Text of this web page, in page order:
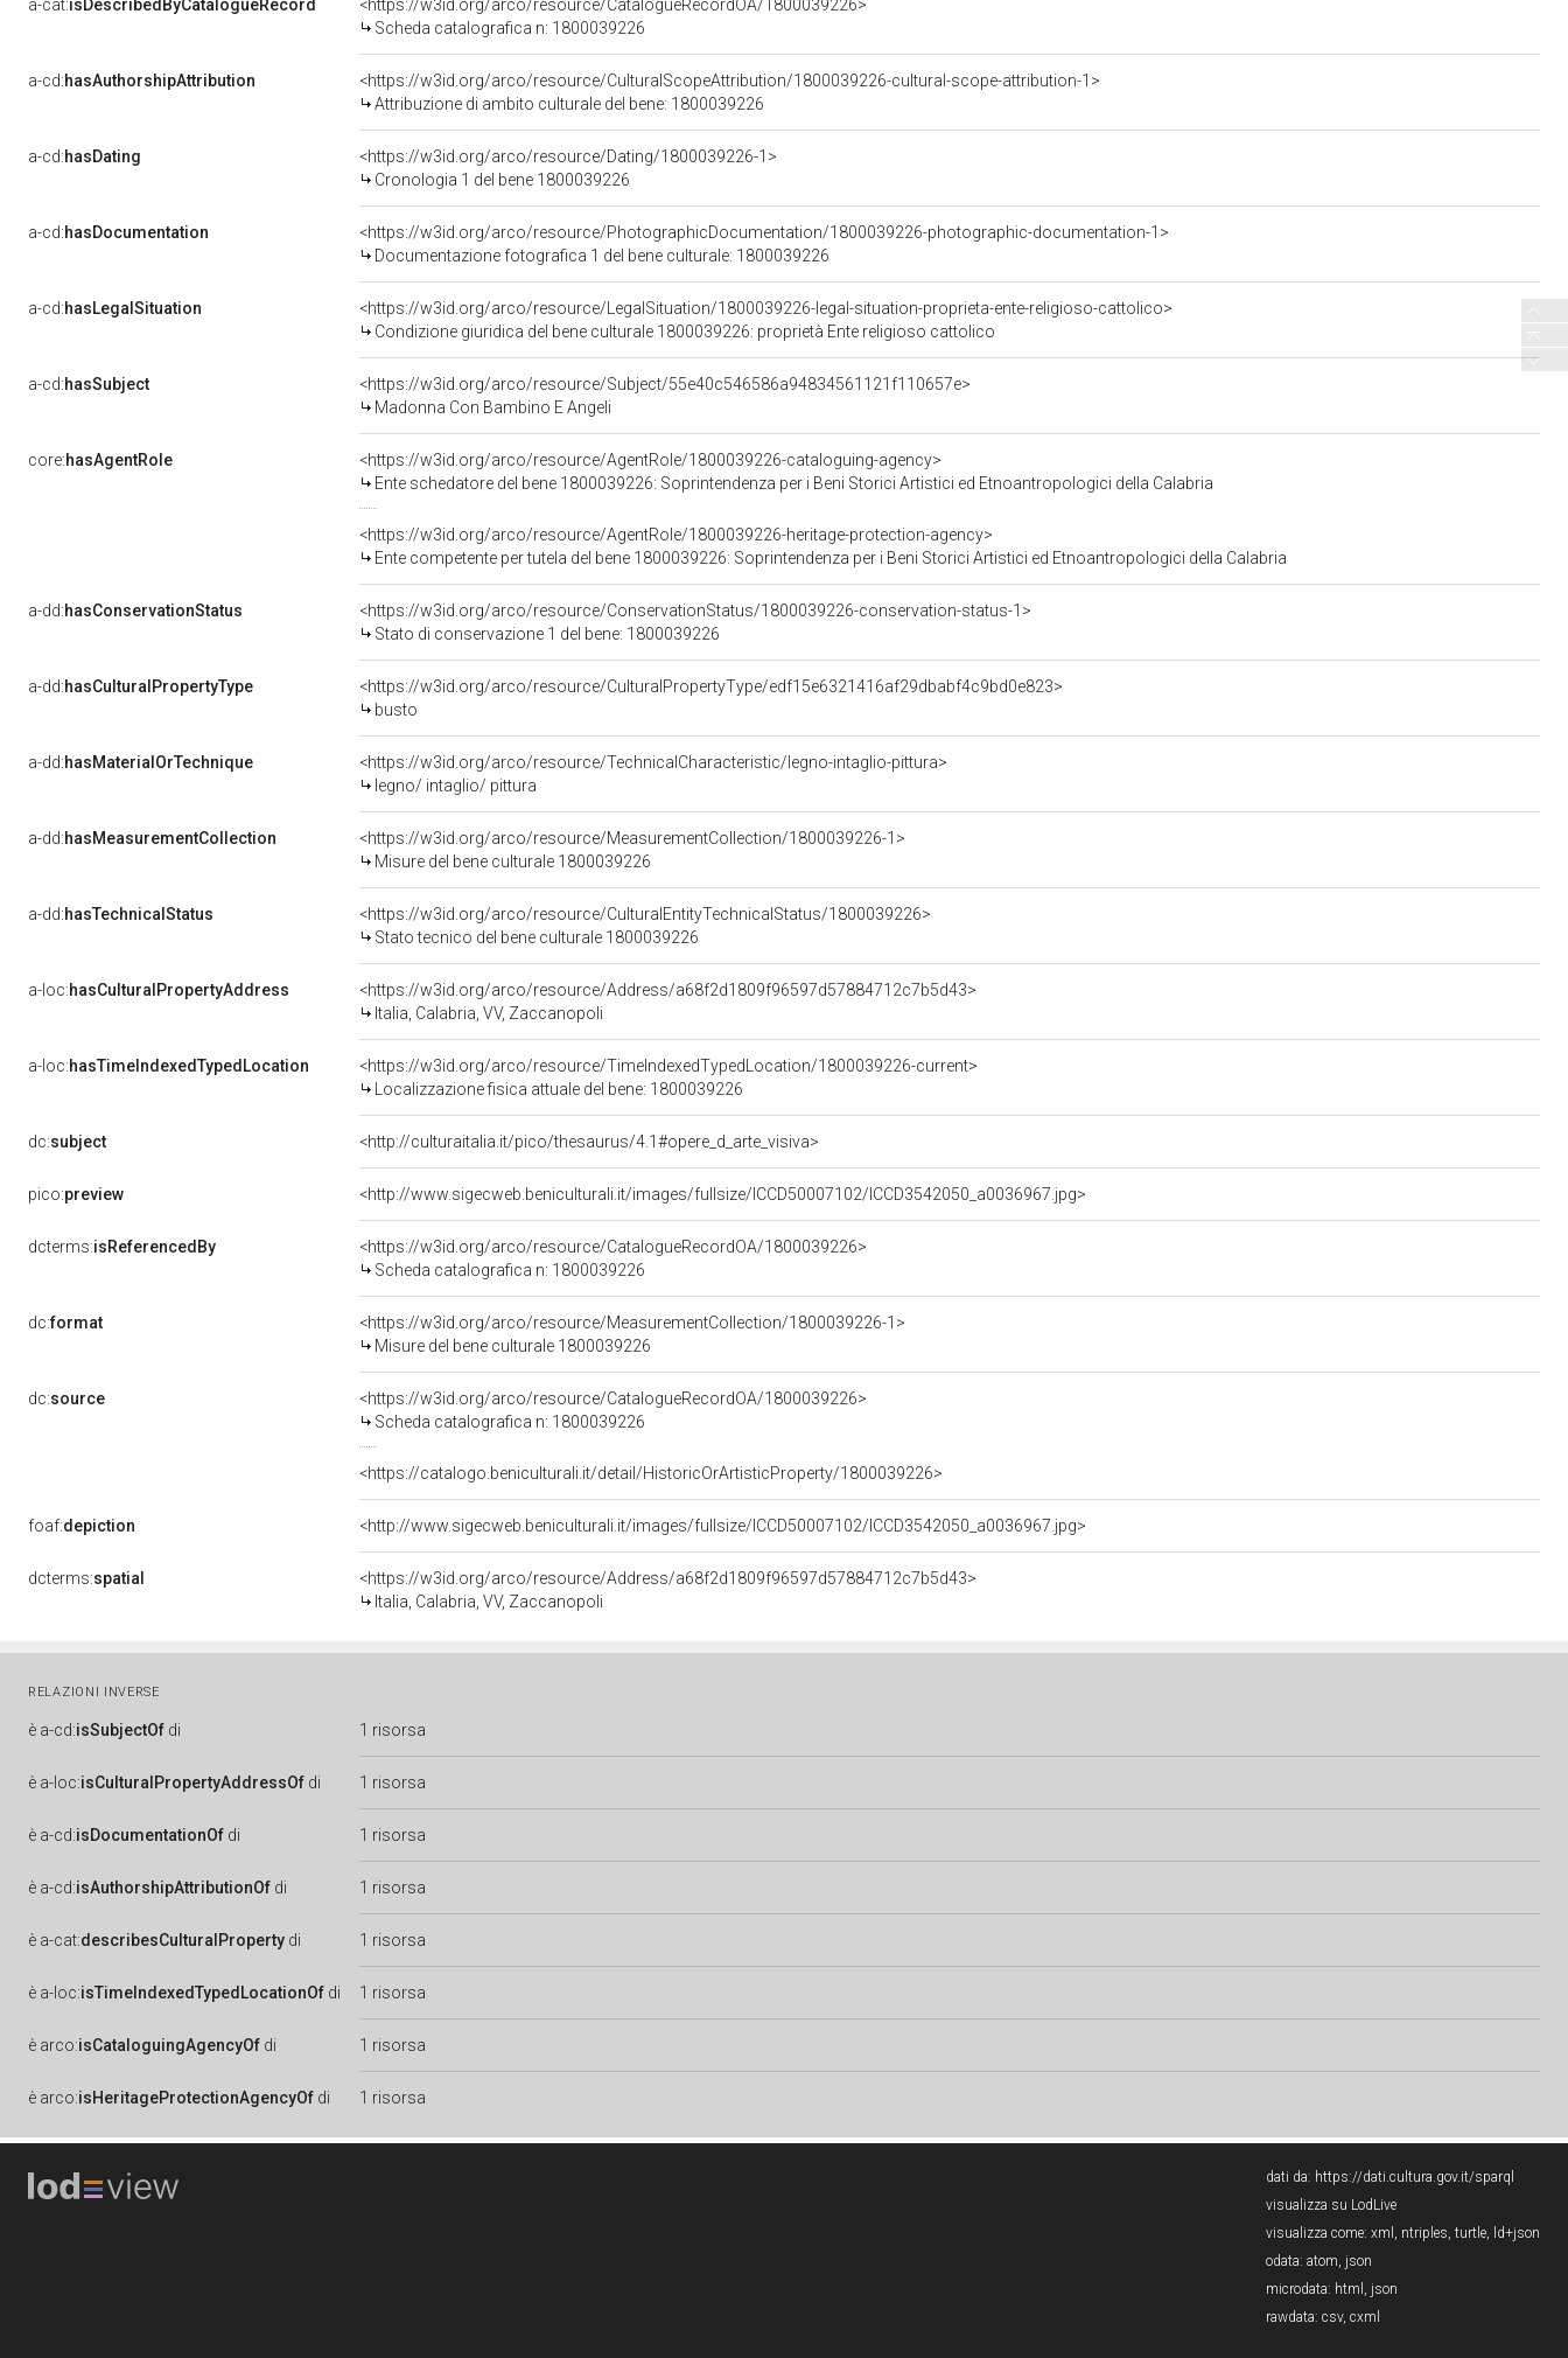
a-cat:isDescribedByCatalogueRecord
<https://w3id.org/arco/resource/CatalogueRecordOA/1800039226>
Scheda catalografica n: 1800039226
a-cd:hasAuthorshipAttribution
<https://w3id.org/arco/resource/CulturalScopeAttribution/1800039226-cultural-scope-attribution-1>
Attribuzione di ambito culturale del bene: 1800039226
a-cd:hasDating
<https://w3id.org/arco/resource/Dating/1800039226-1>
Cronologia 1 del bene 1800039226
a-cd:hasDocumentation
<https://w3id.org/arco/resource/PhotographicDocumentation/1800039226-photographic-documentation-1>
Documentazione fotografica 1 del bene culturale: 1800039226
a-cd:hasLegalSituation
<https://w3id.org/arco/resource/LegalSituation/1800039226-legal-situation-proprieta-ente-religioso-cattolico>
Condizione giuridica del bene culturale 1800039226: proprietà Ente religioso cattolico
a-cd:hasSubject
<https://w3id.org/arco/resource/Subject/55e40c546586a94834561121f110657e>
Madonna Con Bambino E Angeli
core:hasAgentRole
<https://w3id.org/arco/resource/AgentRole/1800039226-cataloguing-agency>
Ente schedatore del bene 1800039226: Soprintendenza per i Beni Storici Artistici ed Etnoantropologici della Calabria
<https://w3id.org/arco/resource/AgentRole/1800039226-heritage-protection-agency>
Ente competente per tutela del bene 1800039226: Soprintendenza per i Beni Storici Artistici ed Etnoantropologici della Calabria
a-dd:hasConservationStatus
<https://w3id.org/arco/resource/ConservationStatus/1800039226-conservation-status-1>
Stato di conservazione 1 del bene: 1800039226
a-dd:hasCulturalPropertyType
<https://w3id.org/arco/resource/CulturalPropertyType/edf15e6321416af29dbabf4c9bd0e823>
busto
a-dd:hasMaterialOrTechnique
<https://w3id.org/arco/resource/TechnicalCharacteristic/legno-intaglio-pittura>
legno/ intaglio/ pittura
a-dd:hasMeasurementCollection
<https://w3id.org/arco/resource/MeasurementCollection/1800039226-1>
Misure del bene culturale 1800039226
a-dd:hasTechnicalStatus
<https://w3id.org/arco/resource/CulturalEntityTechnicalStatus/1800039226>
Stato tecnico del bene culturale 1800039226
a-loc:hasCulturalPropertyAddress
<https://w3id.org/arco/resource/Address/a68f2d1809f96597d57884712c7b5d43>
Italia, Calabria, VV, Zaccanopoli
a-loc:hasTimeIndexedTypedLocation
<https://w3id.org/arco/resource/TimeIndexedTypedLocation/1800039226-current>
Localizzazione fisica attuale del bene: 1800039226
dc:subject <http://culturaitalia.it/pico/thesaurus/4.1#opere_d_arte_visiva>
pico:preview <http://www.sigecweb.beniculturali.it/images/fullsize/ICCD50007102/ICCD3542050_a0036967.jpg>
dcterms:isReferencedBy
<https://w3id.org/arco/resource/CatalogueRecordOA/1800039226>
Scheda catalografica n: 1800039226
dc:format
<https://w3id.org/arco/resource/MeasurementCollection/1800039226-1>
Misure del bene culturale 1800039226
dc:source
<https://w3id.org/arco/resource/CatalogueRecordOA/1800039226>
Scheda catalografica n: 1800039226
<https://catalogo.beniculturali.it/detail/HistoricOrArtisticProperty/1800039226>
foaf:depiction <http://www.sigecweb.beniculturali.it/images/fullsize/ICCD50007102/ICCD3542050_a0036967.jpg>
dcterms:spatial
<https://w3id.org/arco/resource/Address/a68f2d1809f96597d57884712c7b5d43>
Italia, Calabria, VV, Zaccanopoli
RELAZIONI INVERSE
è a-cd:isSubjectOf di 1 risorsa
è a-loc:isCulturalPropertyAddressOf di 1 risorsa
è a-cd:isDocumentationOf di 1 risorsa
è a-cd:isAuthorshipAttributionOf di 1 risorsa
è a-cat:describesCulturalProperty di 1 risorsa
è a-loc:isTimeIndexedTypedLocationOf di 1 risorsa
è arco:isCataloguingAgencyOf di 1 risorsa
è arco:isHeritageProtectionAgencyOf di 1 risorsa
dati da: https://dati.cultura.gov.it/sparql
visualizza su LodLive
visualizza come: xml , ntriples, turtle, ld+json
odata: atom, json
microdata: html , json
rawdata: csv, cxml